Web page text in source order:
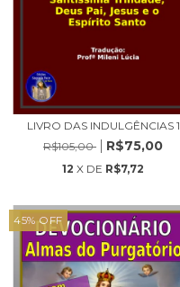
LIVRO DAS INDULGÊNCIAS 1
R$105,00
R$75,00
12 X DE R$7,72
45%OFF